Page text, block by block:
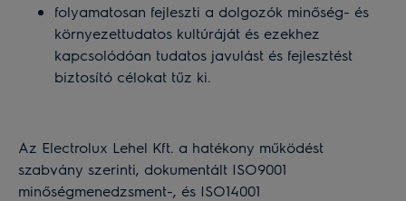
folyamatosan fejleszti a dolgozók minőség- és
környezettudatos kultúráját és ezekhez
kapcsolódóan tudatos javulást és fejlesztést
biztosító célokat tűz ki.
Az Electrolux Lehel Kft. a hatékony működést
szabvány szerinti, dokumentált ISO9001
minőségmenedzsment-, és ISO14001